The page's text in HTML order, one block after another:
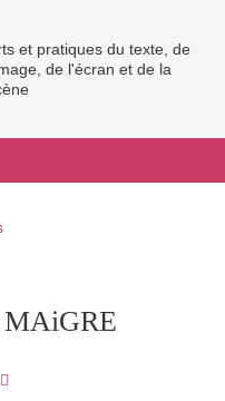
et pratiques du texte, de
de l'écran et de la
MAiGRE
Facebook
sur LinkedIn